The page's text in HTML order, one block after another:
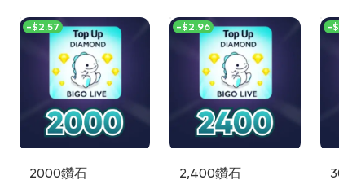
2000鑽石
-$2.57
2,400鑽石
-$2.96 -